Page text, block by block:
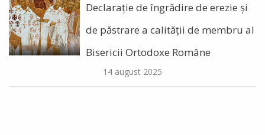
Declarație de îngrădire de erezie și
de păstrare a calității de membru al
Bisericii Ortodoxe Române
14 august 2025